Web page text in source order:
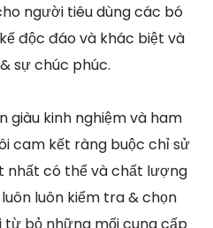
người tiêu dùng các bó
độc đáo và khác biệt và
sự chúc phúc.
giàu kinh nghiệm và ham
cam kết ràng buộc chỉ sử
nhất có thể và chất lượng
luôn kiểm tra & chọn
bỏ những mối cung cấp